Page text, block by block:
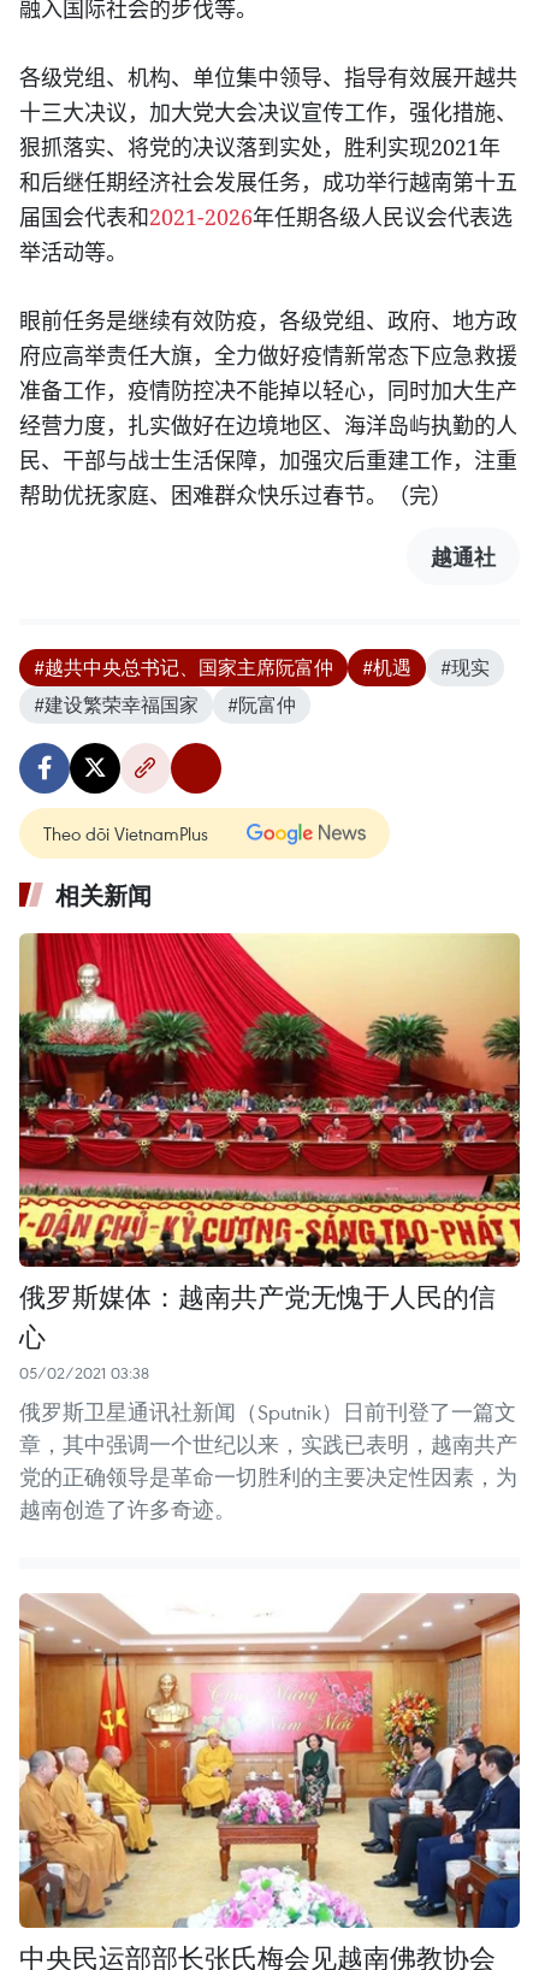
融入国际社会的步伐等。
各级党组、机构、单位集中领导、指导有效展开越共
十三大决议，加大党大会决议宣传工作，强化措施、
狠抓落实、将党的决议落到实处，胜利实现2021年
和后继任期经济社会发展任务，成功举行越南第十五
届国会代表和 2021-2026年任期各级人民议会代表选
举活动等。
眼前任务是继续有效防疫，各级党组、政府、地方政
府应高举责任大旗，全力做好疫情新常态下应急救援
准备工作，疫情防控决不能掉以轻心，同时加大生产
经营力度，扎实做好在边境地区、海洋岛屿执勤的人
民、干部与战士生活保障，加强灾后重建工作，注重
帮助优抚家庭、困难群众快乐过春节。（完）
越通社
#越共中央总书记、国家主席阮富仲 #机遇
#现实
#建设繁荣幸福国家
#阮富仲
Theo dõi VietnamPlus
相关新闻
俄罗斯媒体：越南共产党无愧于人民的信
心
05/02/2021 03:38
俄罗斯卫星通讯社新闻（Sputnik）日前刊登了一篇文
章，其中强调一个世纪以来，实践已表明，越南共产
党的正确领导是革命一切胜利的主要决定性因素，为
越南创造了许多奇迹。
中央民运部部长张氏梅会见越南佛教协会